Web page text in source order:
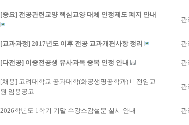
[중요] 전공관련교양 핵심교양 대체 인정제도 폐지 안내
관
[교과과정] 2017년도 이후 전공 교과개편사항 정리 관
[다전공] 이중전공생 유사과목 중복 인정 안내 관
[채용] 고려대학교 공과대학(화공생명공학과) 비전임교
원 임용공고
관
2026학년도 1학기 기말 수강소감설문 실시 안내 관